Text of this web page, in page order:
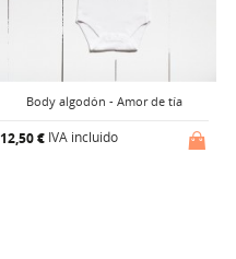
Body algodón - Amor de tía
12,50 € IVA incluido